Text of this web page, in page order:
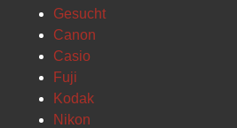
Gesucht
Canon
Casio
Fuji
Kodak
Nikon